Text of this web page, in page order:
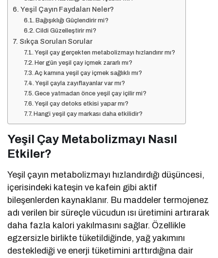
Yeşil Çayın Faydaları Neler?
Bağışıklığı Güçlendirir mi?
Cildi Güzelleştirir mi?
Sıkça Sorulan Sorular
Yeşil çay gerçekten metabolizmayı hızlandırır mı?
Her gün yeşil çay içmek zararlı mı?
Aç karnına yeşil çay içmek sağlıklı mı?
Yeşil çayla zayıflayanlar var mı?
Gece yatmadan önce yeşil çay içilir mi?
Yeşil çay detoks etkisi yapar mı?
Hangi yeşil çay markası daha etkilidir?
Yeşil Çay Metabolizmayı Nasıl
Etkiler?
Yeşil çayın metabolizmayı hızlandırdığı düşüncesi,
içerisindeki kateşin ve kafein gibi aktif
bileşenlerden kaynaklanır. Bu maddeler termojenez
adı verilen bir süreçle vücudun ısı üretimini artırarak
daha fazla kalori yakılmasını sağlar. Özellikle
egzersizle birlikte tüketildiğinde, yağ yakımını
desteklediği ve enerji tüketimini arttırdığına dair